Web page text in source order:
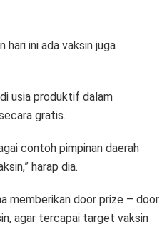
hari ini ada vaksin juga
usia produktif dalam
gratis.
contoh pimpinan daerah
harap dia.
memberikan door prize – door
agar tercapai target vaksin